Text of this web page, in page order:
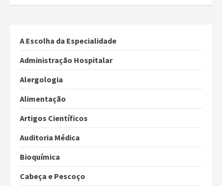
A Escolha da Especialidade
Administração Hospitalar
Alergologia
Alimentação
Artigos Científicos
Auditoria Médica
Bioquímica
Cabeça e Pescoço